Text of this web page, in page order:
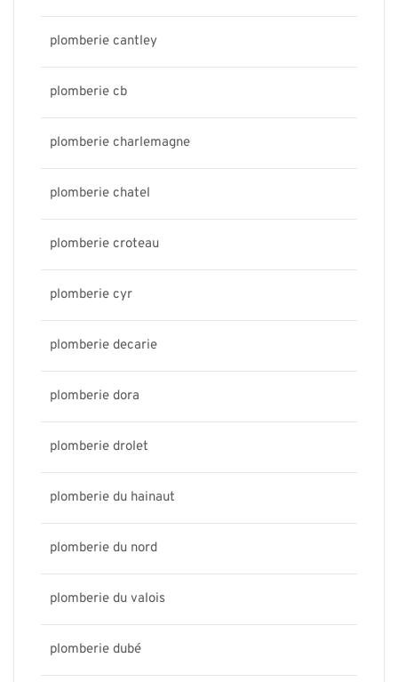
plomberie cantley
plomberie cb
plomberie charlemagne
plomberie chatel
plomberie croteau
plomberie cyr
plomberie decarie
plomberie dora
plomberie drolet
plomberie du hainaut
plomberie du nord
plomberie du valois
plomberie dubé